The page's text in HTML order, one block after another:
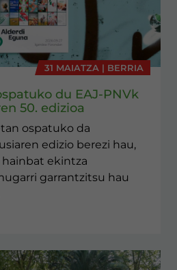
31 MAIATZA | BERRIA
du EAJ-PNVk
50. edizioa
ospatuko da
edizio berezi hau,
hainbat ekintza
garrantzitsu hau